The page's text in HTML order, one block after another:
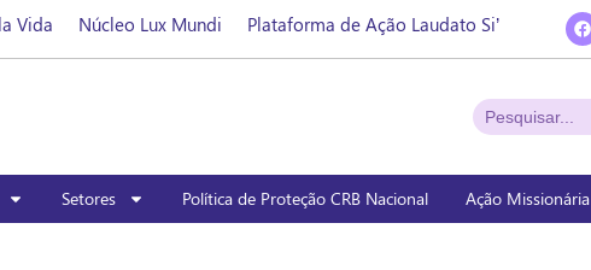
Vida Núcleo Lux Mundi Plataforma de Ação Laudato Si’
Setores Política de Proteção CRB Nacional Ação Missionária